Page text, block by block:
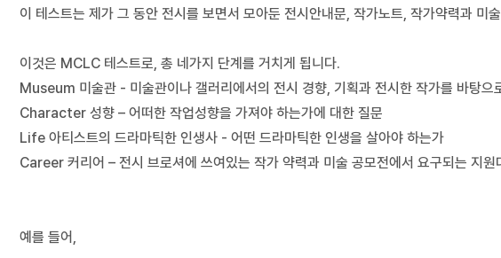
이 테스트는 제가 그 동안 전시를 보면서 모아둔 전시안내문, 작가노트, 작가약력과
이것은 MCLC 테스트로, 총 네가지 단계를 거치게 됩니다.
Museum 미술관 - 미술관이나 갤러리에서의 전시 경향, 기획과 전시한 작가를 바탕으
Character 성향 – 어떠한 작업성향을 가져야 하는가에 대한 질문
Life 아티스트의 드라마틱한 인생사 - 어떤 드라마틱한 인생을 살아야 하는가
Career 커리어 – 전시 브로셔에 쓰여있는 작가 약력과 미술 공모전에서 요구되는 지원
예를 들어,